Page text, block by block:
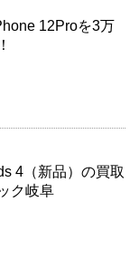
12Proを3万
4（新品）の買取
ク岐阜